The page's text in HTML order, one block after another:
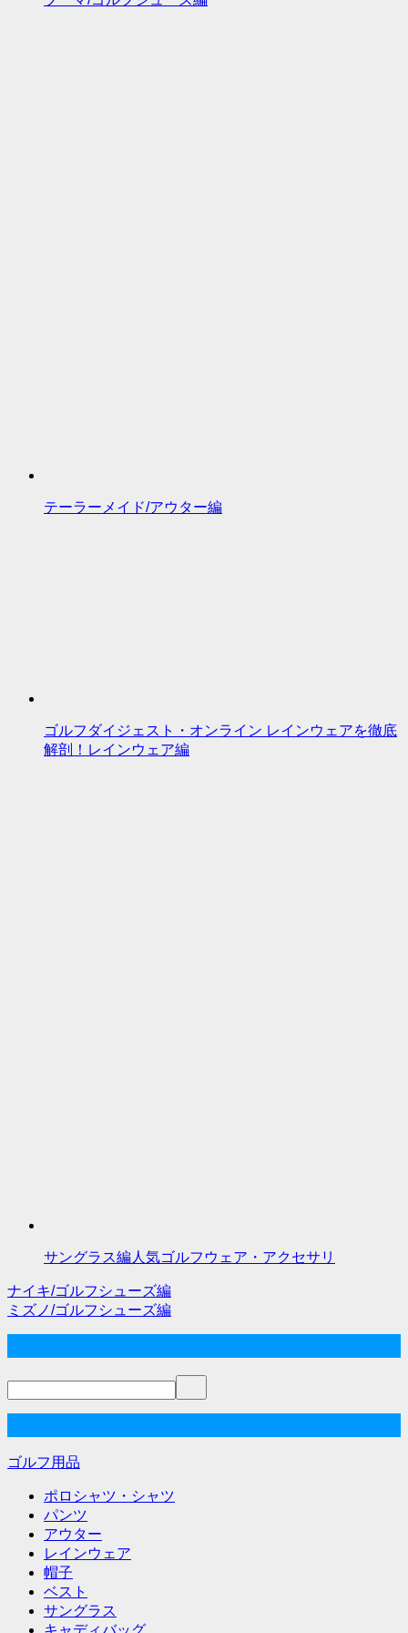
テーラーメイド/アウター編
ゴルフダイジェスト・オンライン レインウェアを徹底
解剖！レインウェア編
サングラス編人気ゴルフウェア・アクセサリ
投
稿
ビ
ー
ナイキ/ゴルフシューズ編
ミズノ/ゴルフシューズ編
ゴルフ用品
ポロシャツ・シャツ
パンツ
アウター
レインウェア
帽子
ベスト
サングラス